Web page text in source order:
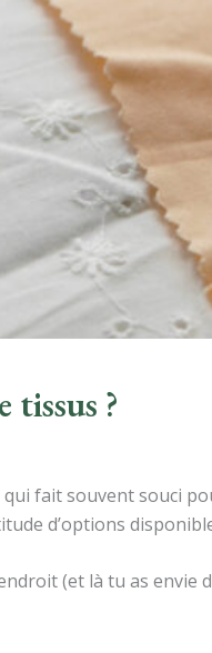
?
qui fait souvent souci
d’options
(et là tu as envie